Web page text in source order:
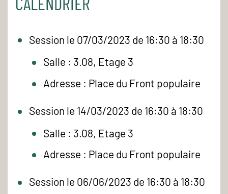
CALENDRIER
Session le 07/03/2023 de 16:30 à 18:30
Salle : 3.08, Etage 3
Adresse : Place du Front populaire
Session le 14/03/2023 de 16:30 à 18:30
Salle : 3.08, Etage 3
Adresse : Place du Front populaire
Session le 06/06/2023 de 16:30 à 18:30